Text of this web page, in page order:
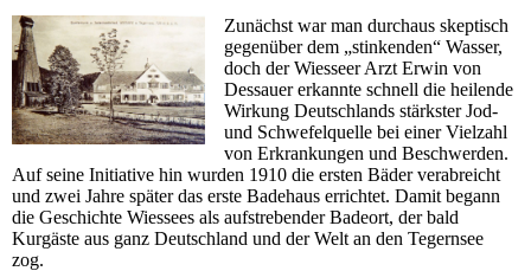
Zunächst war man durchaus skeptisch
gegenüber dem „stinkenden“ Wasser,
doch der Wiesseer Arzt Erwin von
Dessauer erkannte schnell die heilende
Wirkung Deutschlands stärkster Jod-
und Schwefelquelle bei einer Vielzahl
von Erkrankungen und Beschwerden.
Auf seine Initiative hin wurden 1910 die ersten Bäder verabreicht
und zwei Jahre später das erste Badehaus errichtet. Damit begann
die Geschichte Wiessees als aufstrebender Badeort, der bald
Kurgäste aus ganz Deutschland und der Welt an den Tegernsee
zog.